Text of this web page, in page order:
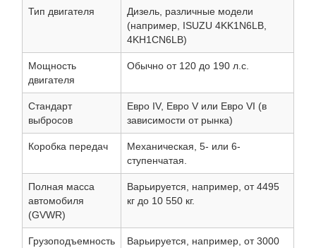
Тип двигателя
Дизель, различные модели
(например, ISUZU 4KK1N6LB,
4KH1CN6LB)
Мощность
двигателя
Обычно от 120 до 190 л.с.
Стандарт
выбросов
Евро IV, Евро V или Евро VI (в
зависимости от рынка)
Коробка передач
Механическая, 5- или 6-
ступенчатая.
Полная масса
автомобиля
(GVWR)
Варьируется, например, от 4495
кг до 10 550 кг.
Грузоподъемность
Варьируется, например, от 3000